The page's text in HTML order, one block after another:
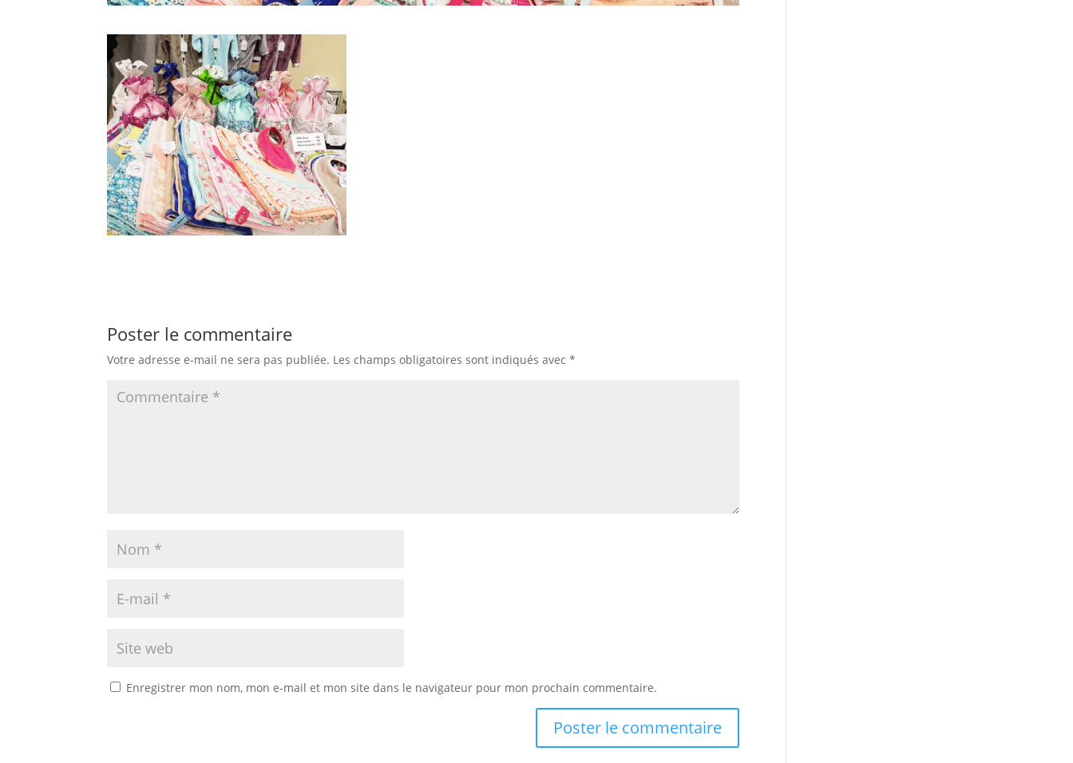
Poster le commentaire
Votre adresse e-mail ne sera pas publiée. Les champs obligatoires sont indiqués avec*
Enregistrer mon nom, mon e-mail et mon site dans le navigateur pour mon prochain commentaire.